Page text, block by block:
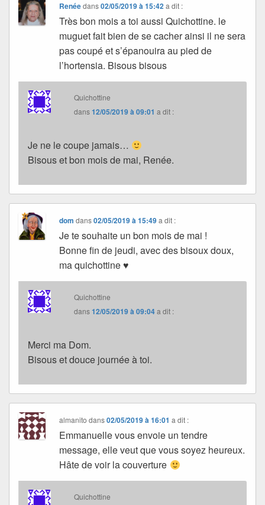
Renéedans02/05/2019 à 15:42 a dit :
Très bon mois a toi aussi Quichottine. le
muguet fait bien de se cacher ainsi il ne sera
pas coupé et s’épanouira au pied de
l’hortensia. Bisous bisous
Quichottine
dans12/05/2019 à 09:01 a dit :
Je ne le coupe jamais…
Bisous et bon mois de mai, Renée.
dom dans02/05/2019 à 15:49 a dit :
Je te souhaite un bon mois de mai !
Bonne fin de jeudi, avec des bisoux doux,
ma quichottine ♥
Quichottine
dans12/05/2019 à 09:04a dit :
Merci ma Dom.
Bisous et douce journée à toi.
almanito dans02/05/2019 à 16:01 a dit :
Emmanuelle vous envoie un tendre
message, elle veut que vous soyez heureux.
Hâte de voir la couverture
Quichottine